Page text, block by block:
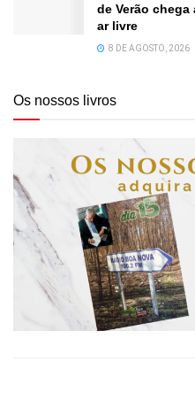
de Verão
ar livre
8 DE AGOSTO, 2026
Os nossos livros